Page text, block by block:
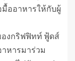
ออาหารให้กับผู้
งกริฟฟิทท์ ฟู้ดส์
หารมาร่วม